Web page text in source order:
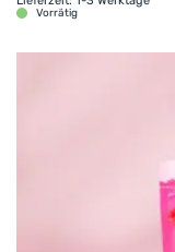
oder einfach
Und so holst
Smoothie
Zum
als
Vorrätig